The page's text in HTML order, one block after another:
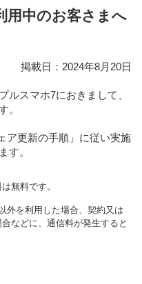
用中のお客さまへ
掲載日：2024年8月20日
ルスマホ7におきまして、
。
ア更新の手順」に従い実施
す。
無料です。
外を利用した場合、契約又は
などに、通信料が発生すると